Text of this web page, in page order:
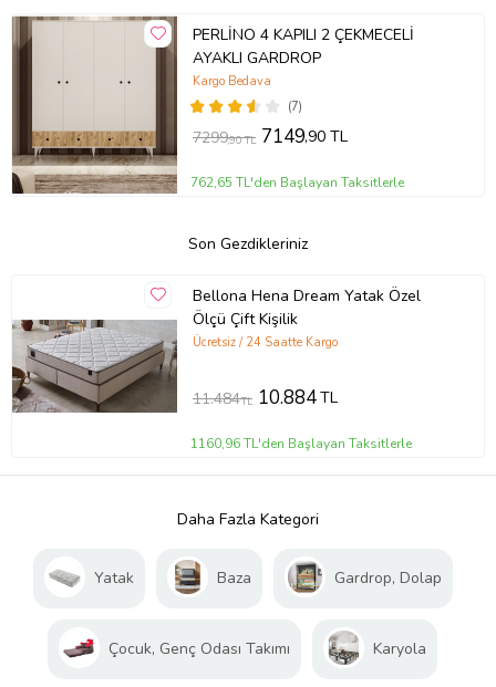
PERLİNO 4 KAPILI 2 ÇEKMECELİ
AYAKLI GARDROP
(7)
Kargo Bedava
7299,90 TL 7149,90 TL
762,65 TL'den Başlayan Taksitlerle
Son Gezdikleriniz
Bellona Hena Dream Yatak Özel
Ölçü Çift Kişilik
Ücretsiz / 24 Saatte Kargo
11.484TL 10.884TL
1160,96 TL'den Başlayan Taksitlerle
Daha Fazla Kategori
Yatak Baza Gardrop, Dolap
Çocuk, Genç Odası Takımı Karyola